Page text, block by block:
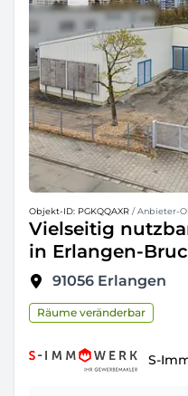
Objekt-ID: PGKQQAXR / Anbieter-
Vielseitig
in Erlangen-
91056 Erlangen
Räume veränderbar
S-